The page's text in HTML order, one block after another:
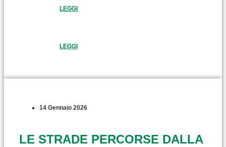
LEGGI
LEGGI
14 Gennaio 2026
LE STRADE PERCORSE DALLA